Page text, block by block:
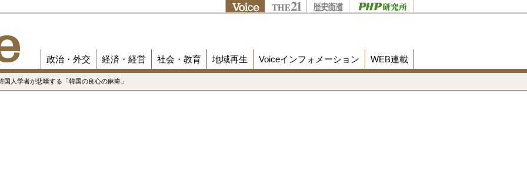
政治・外交 経済・経営 社会・教育 地域再生 Voiceインフォメーション WEB連載
国人学者が悲嘆する「韓国の良心の麻痺」